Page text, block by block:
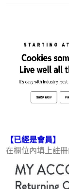
【已經是會員】
在欄位內填上註